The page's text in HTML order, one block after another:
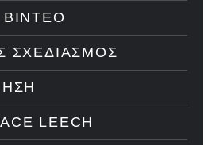
ΣΧΕΔΙΑΣΜΌΣ
LEECH